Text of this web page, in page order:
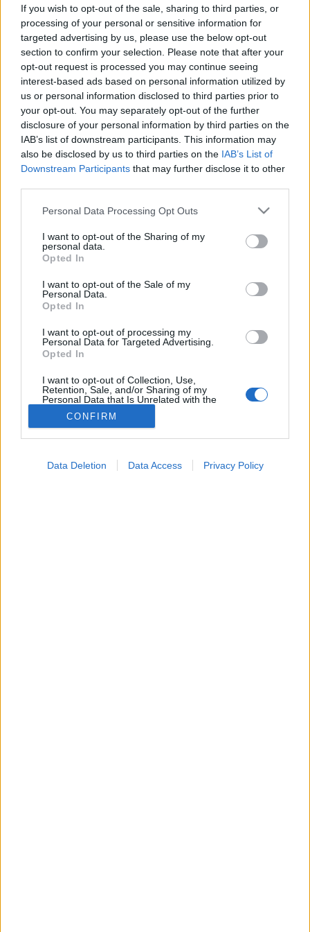
If you wish to opt-out of the sale, sharing to third parties, or
processing of your personal or sensitive information for
targeted advertising by us, please use the below opt-out
section to confirm your selection. Please note that after your
opt-out request is processed you may continue seeing
interest-based ads based on personal information utilized by
us or personal information disclosed to third parties prior to
your opt-out. You may separately opt-out of the further
disclosure of your personal information by third parties on the
IAB’s list of downstream participants. This information may
also be disclosed by us to third parties on the IAB’s List of
Downstream Participants that may further disclose it to other
Please note that this website/app uses one or more Google
not limited to your visit or usage behaviour. You may click to
grant or deny consent to Google and its third-party tags to
use your data for below specified purposes in below Google
consent section.
Personal Data Processing Opt Outs
I want to opt-out of the Sharing of my
personal data.
Opted In
I want to opt-out of the Sale of my
Personal Data.
Opted In
I want to opt-out of processing my
Personal Data for Targeted Advertising.
Opted In
I want to opt-out of Collection, Use,
Retention, Sale, and/or Sharing of my
Personal Data that Is Unrelated with the
Purposes for which it was collected.
Opted Out
CONFIRM
Data Deletion Data Access Privacy Policy
jobb
2025. július 10. 08:04
Küldés Küldés Messengeren